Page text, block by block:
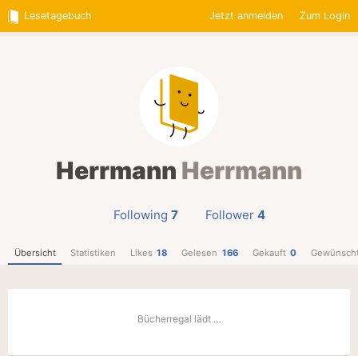
Lesetagebuch Jetzt anmelden Zum Login
Herrmann Herrmann
Following 7 Follower 4
Übersicht Statistiken Likes 18 Gelesen 166 Gekauft 0
Bücherregal lädt …